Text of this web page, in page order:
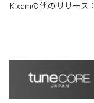
Kixamの他のリリース：